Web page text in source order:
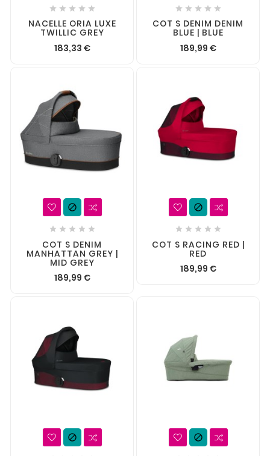
    
NACELLE ORIA LUXE
TWILLIC GREY
183,33 €
    
COT S DENIM DENIM
BLUE | BLUE
189,99 €

    
COT S DENIM
MANHATTAN GREY |
MID GREY
189,99 €

    
COT S RACING RED |
RED
189,99 €
 